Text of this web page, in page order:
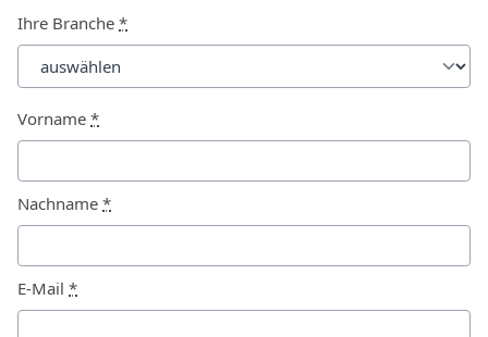
Ihre Branche *
Vorname *
Nachname *
E-Mail *